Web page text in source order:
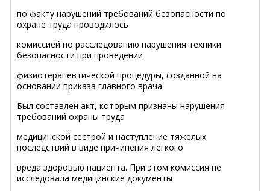
по факту нарушений требований безопасности по
охране труда проводилось
комиссией по расследованию нарушения техники
безопасности при проведении
физиотерапевтической процедуры, созданной на
основании приказа главного врача.
Был составлен акт, которым признаны нарушения
требований охраны труда
медицинской сестрой и наступление тяжелых
последствий в виде причинения легкого
вреда здоровью пациента. При этом комиссия не
исследовала медицинские документы